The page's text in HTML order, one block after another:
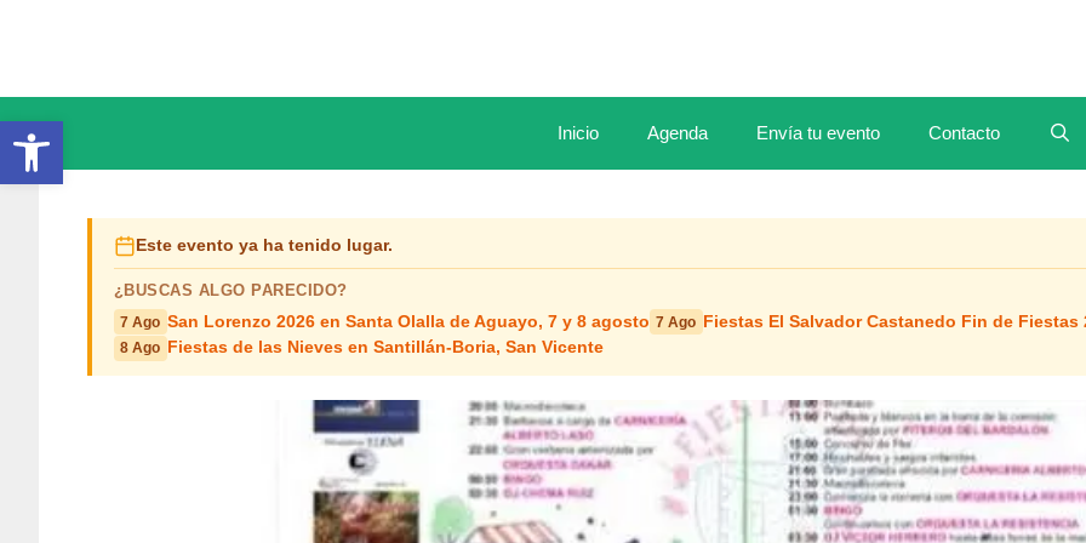
Abrir barra de herramientas Inicio Agenda Envía tu evento Contacto
Este evento ya ha tenido lugar.
¿BUSCAS ALGO PARECIDO?
7 Ago San Lorenzo 2026 en Santa Olalla de Aguayo, 7 y 8 agosto 7 Ago Fiestas El Salvador Castanedo Fin de Fiestas
8 Ago Fiestas de las Nieves en Santillán-Boria, San Vicente